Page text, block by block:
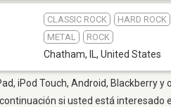
CLASSIC ROCK
HARD ROCK
METAL
ROCK
Chatham, IL , United States
iPod Touch, Android, Blackberry
si usted está interesado